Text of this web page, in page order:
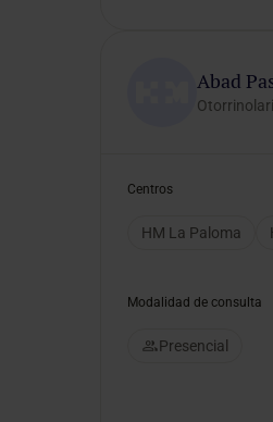
Abad
Centros
HM La Paloma
Modalidad de consulta
Presencial